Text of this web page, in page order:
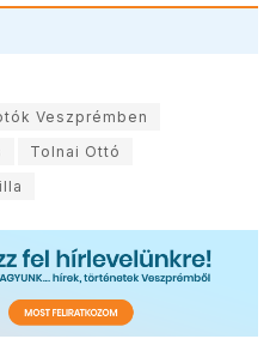
Veszprémben
Tolnai Ottó